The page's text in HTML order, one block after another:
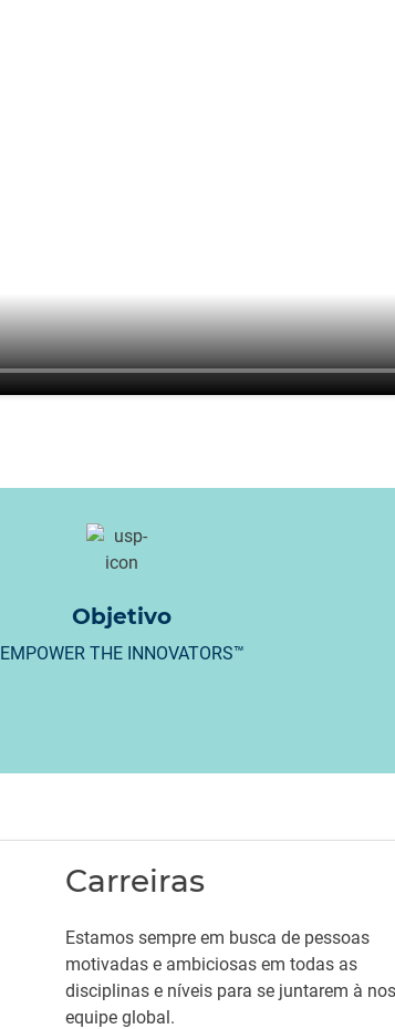
Objetivo
EMPOWER THE INNOVATORS™
Carreiras
Estamos sempre em busca de pessoas
motivadas e ambiciosas em todas as
disciplinas e níveis para se juntarem à
equipe global.